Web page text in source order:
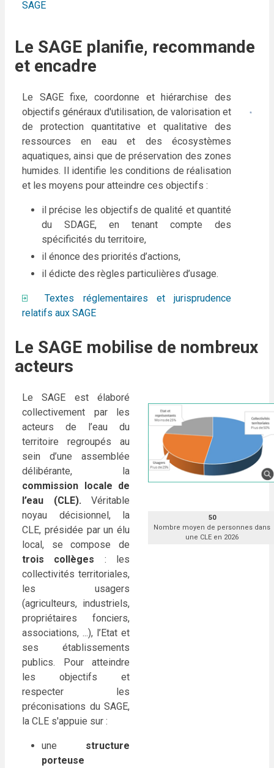
SAGE
Le SAGE planifie, recommande
et encadre
Le SAGE fixe, coordonne et hiérarchise des
objectifs généraux d'utilisation, de valorisation et
de protection quantitative et qualitative des
ressources en eau et des écosystèmes
aquatiques, ainsi que de préservation des zones
humides. Il identifie les conditions de réalisation
et les moyens pour atteindre ces objectifs :
il précise les objectifs de qualité et quantité
du SDAGE, en tenant compte des
spécificités du territoire,
il énonce des priorités d’actions,
il édicte des règles particulières d’usage.
Textes réglementaires et jurisprudence
relatifs aux SAGE
Le SAGE mobilise de nombreux
acteurs
Le SAGE est élaboré
collectivement par les
acteurs de l’eau du
territoire regroupés au
sein d’une assemblée
délibérante, la
commission locale de
l’eau (CLE). Véritable
noyau décisionnel, la
CLE, présidée par un élu
local, se compose de
trois collèges : les
collectivités territoriales,
les usagers
(agriculteurs, industriels,
propriétaires fonciers,
associations, ...), l’Etat et
ses établissements
publics. Pour atteindre
les objectifs et
respecter les
préconisations du SAGE,
la CLE s'appuie sur :
une structure
porteuse
50
Nombre moyen de personnes dans
une CLE en 2026